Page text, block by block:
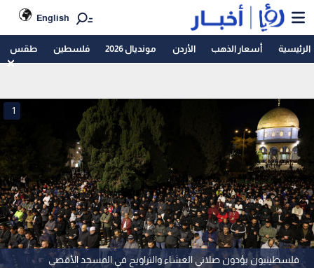
English
الرئيسية أسعار الذهب الأردن مونديال 2026 فلسطين طقس
فلسطينيون يؤدون صلاتي العشاء والتراويح في المسجد الأقصى
1